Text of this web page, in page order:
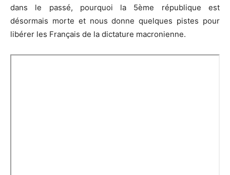
dans le passé, pourquoi la 5ème république est
désormais morte et nous donne quelques pistes pour
libérer les Français de la dictature macronienne.